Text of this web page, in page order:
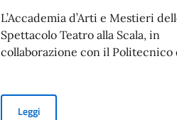
L’Accademia d’Arti e Mestieri
Spettacolo Teatro alla Scala, in
collaborazione con il Politecnico
LeggiBORSE DI STUDIO PER